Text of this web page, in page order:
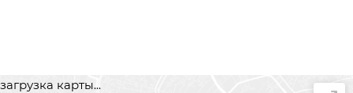
загрузка карты...